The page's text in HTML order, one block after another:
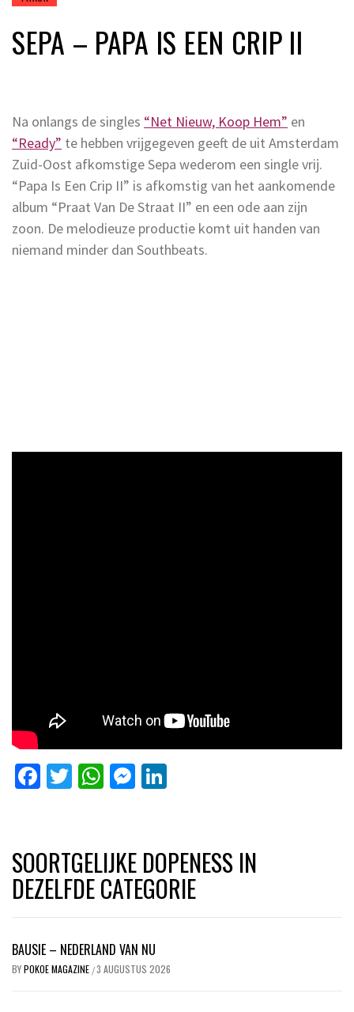
SEPA – PAPA IS EEN CRIP II
Na onlangs de singles “Net Nieuw, Koop Hem” en
“Ready” te hebben vrijgegeven geeft de uit Amsterdam
Zuid-Oost afkomstige Sepa wederom een single vrij.
“Papa Is Een Crip II” is afkomstig van het aankomende
album “Praat Van De Straat II” en een ode aan zijn
zoon. De melodieuze productie komt uit handen van
niemand minder dan Southbeats.
Facebook
Twitter
WhatsApp
Messenger
SOORTGELIJKE DOPENESS IN
DEZELFDE CATEGORIE
BAUSIE – NEDERLAND VAN NU
BYPOKOE MAGAZINE /3 AUGUSTUS 2026